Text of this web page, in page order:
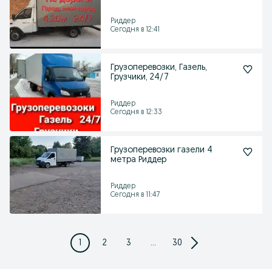
Риддер
Сегодня в 12:41
Грузоперевозки, Газель,
Грузчики, 24/7
Риддер
Сегодня в 12:33
Грузоперевозки газели 4
метра Риддер
Риддер
Сегодня в 11:47
1 2 3 ... 30